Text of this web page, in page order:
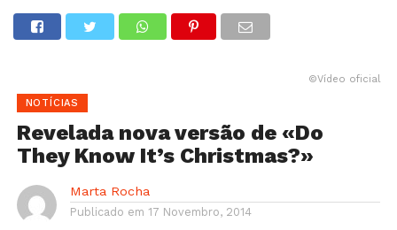
©Vídeo oficial
NOTÍCIAS
Revelada nova versão de «Do
They Know It’s Christmas?»
Marta Rocha
Publicado em 17 Novembro, 2014